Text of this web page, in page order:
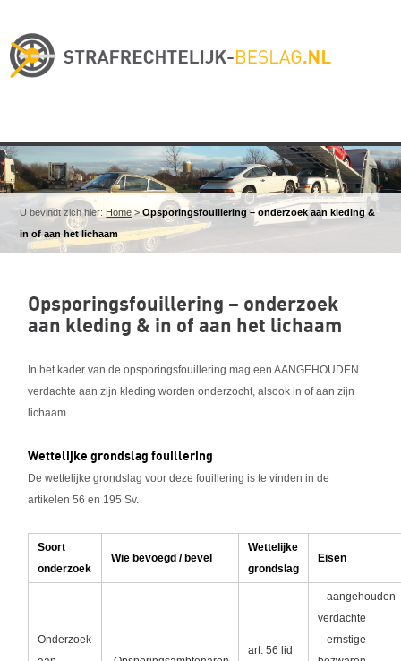
U bevindt zich hier:Home >Opsporingsfouillering – onderzoek aan kleding &
in of aan het lichaam
Opsporingsfouillering – onderzoek
aan kleding & in of aan het lichaam
In het kader van de opsporingsfouillering mag een AANGEHOUDEN
verdachte aan zijn kleding worden onderzocht, alsook in of aan zijn
lichaam.
Wettelijke grondslag fouillering
De wettelijke grondslag voor deze fouillering is te vinden in de
artikelen 56 en 195 Sv.
Soort
onderzoek
Wie bevoegd / bevel
Wettelijke
grondslag
Eisen
Onderzoek
art. 56 lid
– aangehouden
verdachte
– ernstige